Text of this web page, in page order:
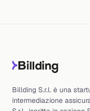
Billding S.r.l. è una
intermediazione